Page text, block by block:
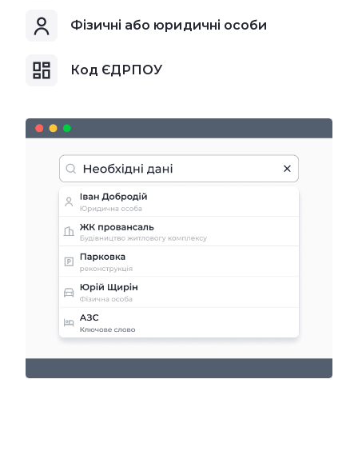
Фізичні або юридичні особи
Код ЄДРПОУ